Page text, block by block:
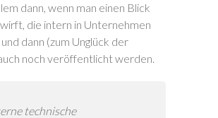
dann, wenn man einen Blick
die intern in Unternehmen
dann (zum Unglück der
noch veröffentlicht werden.
technische